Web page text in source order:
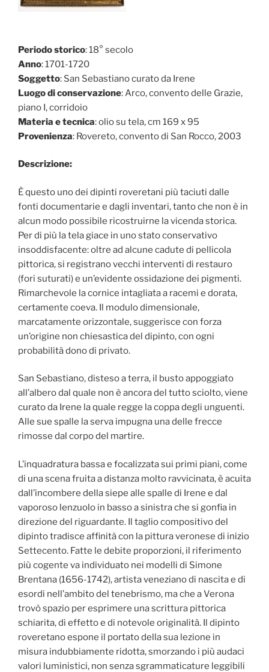
Periodo storico: 18° secolo
Anno: 1701-1720
Soggetto: San Sebastiano curato da Irene
Luogo di conservazione: Arco, convento delle Grazie,
piano I, corridoio
Materia e tecnica: olio su tela, cm 169 x 95
Provenienza: Rovereto, convento di San Rocco, 2003
Descrizione:
È questo uno dei dipinti roveretani più taciuti dalle
fonti documentarie e dagli inventari, tanto che non è in
alcun modo possibile ricostruirne la vicenda storica.
Per di più la tela giace in uno stato conservativo
insoddisfacente: oltre ad alcune cadute di pellicola
pittorica, si registrano vecchi interventi di restauro
(fori suturati) e un’evidente ossidazione dei pigmenti.
Rimarchevole la cornice intagliata a racemi e dorata,
certamente coeva. Il modulo dimensionale,
marcatamente orizzontale, suggerisce con forza
un’origine non chiesastica del dipinto, con ogni
probabilità dono di privato.
San Sebastiano, disteso a terra, il busto appoggiato
all’albero dal quale non è ancora del tutto sciolto, viene
curato da Irene la quale regge la coppa degli unguenti.
Alle sue spalle la serva impugna una delle frecce
rimosse dal corpo del martire.
L’inquadratura bassa e focalizzata sui primi piani, come
di una scena fruita a distanza molto ravvicinata, è acuita
dall’incombere della siepe alle spalle di Irene e dal
vaporoso lenzuolo in basso a sinistra che si gonfia in
direzione del riguardante. Il taglio compositivo del
dipinto tradisce affinità con la pittura veronese di inizio
Settecento. Fatte le debite proporzioni, il riferimento
più cogente va individuato nei modelli di Simone
Brentana (1656-1742), artista veneziano di nascita e di
esordi nell’ambito del tenebrismo, ma che a Verona
trovò spazio per esprimere una scrittura pittorica
schiarita, di effetto e di notevole originalità. Il dipinto
roveretano espone il portato della sua lezione in
misura indubbiamente ridotta, smorzando i più audaci
valori luministici, non senza sgrammaticature leggibili